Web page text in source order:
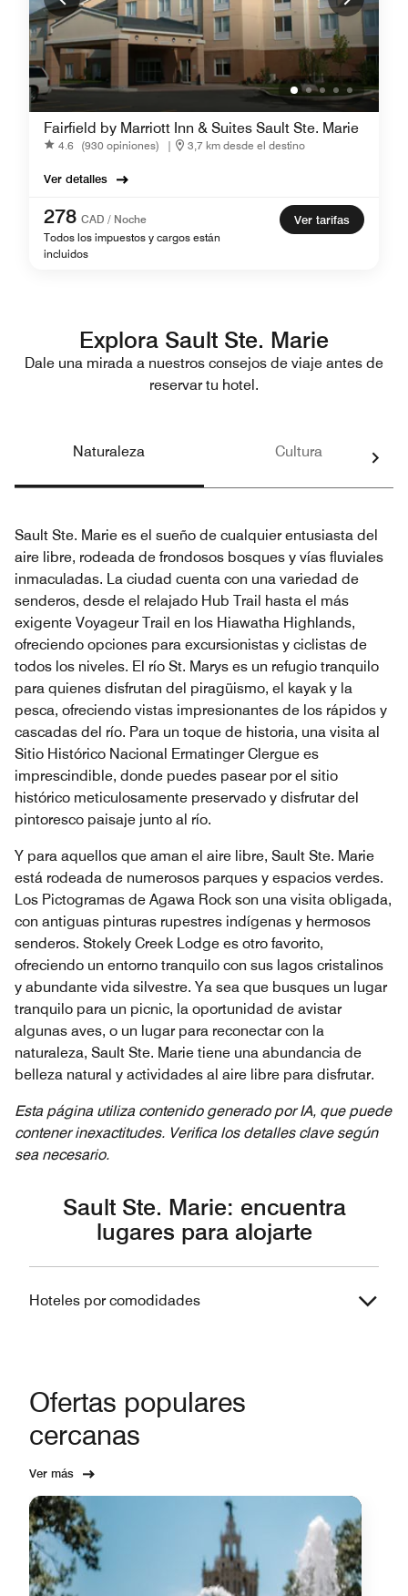
Fairfield by Marriott Inn & Suites Sault Ste. Marie
4.6 (930 opiniones) | 3,7 km desde el destino
Ver detalles
278 CAD / Noche
Todos los impuestos y cargos están
incluidos
Ver tarifas
Explora Sault Ste. Marie
Dale una mirada a nuestros consejos de viaje antes de
reservar tu hotel.
Naturaleza Cultura
Sault Ste. Marie es el sueño de cualquier entusiasta del
aire libre, rodeada de frondosos bosques y vías fluviales
inmaculadas. La ciudad cuenta con una variedad de
senderos, desde el relajado Hub Trail hasta el más
exigente Voyageur Trail en los Hiawatha Highlands,
ofreciendo opciones para excursionistas y ciclistas de
todos los niveles. El río St. Marys es un refugio tranquilo
para quienes disfrutan del piragüismo, el kayak y la
pesca, ofreciendo vistas impresionantes de los rápidos y
cascadas del río. Para un toque de historia, una visita al
Sitio Histórico Nacional Ermatinger Clergue es
imprescindible, donde puedes pasear por el sitio
histórico meticulosamente preservado y disfrutar del
pintoresco paisaje junto al río.
Y para aquellos que aman el aire libre, Sault Ste. Marie
está rodeada de numerosos parques y espacios verdes.
Los Pictogramas de Agawa Rock son una visita obligada,
con antiguas pinturas rupestres indígenas y hermosos
senderos. Stokely Creek Lodge es otro favorito,
ofreciendo un entorno tranquilo con sus lagos cristalinos
y abundante vida silvestre. Ya sea que busques un lugar
tranquilo para un picnic, la oportunidad de avistar
algunas aves, o un lugar para reconectar con la
naturaleza, Sault Ste. Marie tiene una abundancia de
belleza natural y actividades al aire libre para disfrutar.
Esta página utiliza contenido generado por IA, que puede
contener inexactitudes. Verifica los detalles clave según
sea necesario.
Sault Ste. Marie: encuentra
lugares para alojarte
Hoteles por comodidades
Ofertas populares
cercanas
Ver más